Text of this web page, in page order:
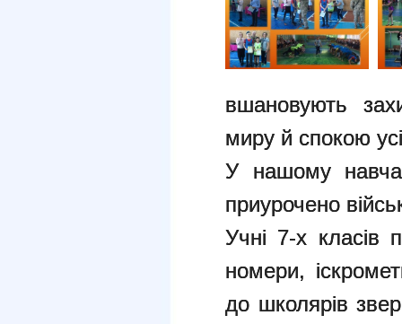
вшановують
миру й спокою
У нашому
приурочено
Учні 7-х класів
номери,
до школярів